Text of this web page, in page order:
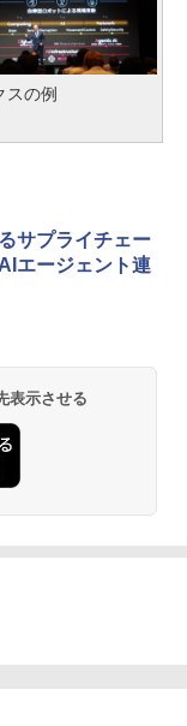
スの例
サプライチェー
エージェント連
表示させる